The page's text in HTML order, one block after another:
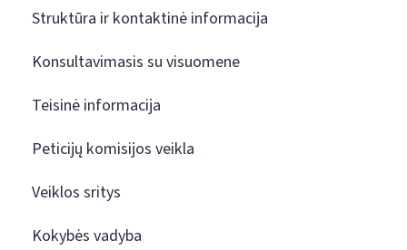
Struktūra ir kontaktinė informacija
Konsultavimasis su visuomene
Teisinė informacija
Peticijų komisijos veikla
Veiklos sritys
Kokybės vadyba